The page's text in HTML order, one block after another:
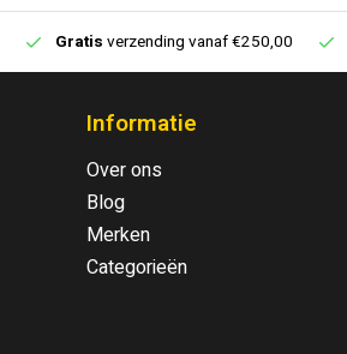
Gratis verzending vanaf €250,00
Informatie
Over ons
Blog
Merken
Categorieën